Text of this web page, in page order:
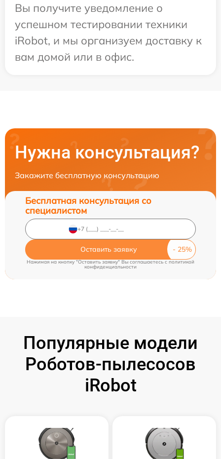
Вы получите уведомление о
успешном тестировании техники
iRobot, и мы организуем доставку к
вам домой или в офис.
Нужна консультация?
Закажите бесплатную консультацию
Бесплатная консультация со
специалистом
Оставить заявку
Нажимая на кнопку "Оставить заявку" Вы соглашаетесь cполитикой
конфиденциальности
Популярные модели
Роботов-пылесосов
iRobot